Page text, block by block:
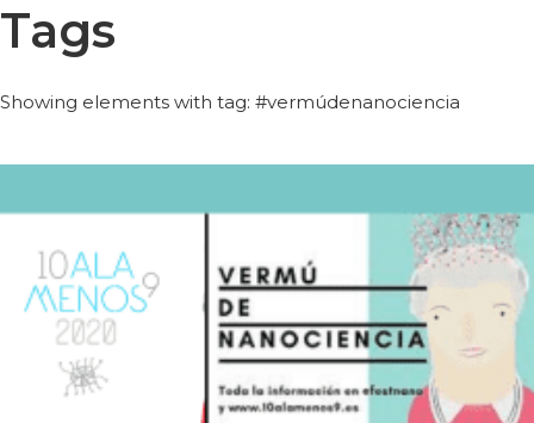
Tags
Showing elements with tag: #vermúdenanociencia